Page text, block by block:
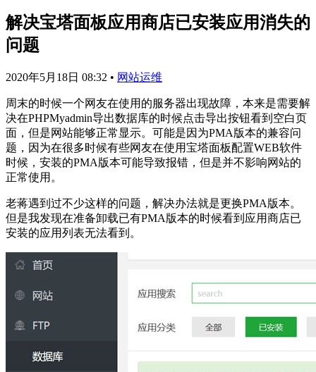
解决宝塔面板应用商店已安装应用消失的
问题
2020年5月18日 08:32 • 网站运维
周末的时候一个网友在使用的服务器出现故障，本来是需要解
决在PHPMyadmin导出数据库的时候点击导出按钮看到空白页
面，但是网站能够正常显示。可能是因为PMA版本的兼容问
题，因为在很多时候有些网友在使用宝塔面板配置WEB软件
时候，安装的PMA版本可能导致报错，但是并不影响网站的
正常使用。
老蒋遇到过不少这样的问题，解决办法就是更换PMA版本。
但是我发现在准备卸载已有PMA版本的时候看到应用商店已
安装的应用列表无法看到。